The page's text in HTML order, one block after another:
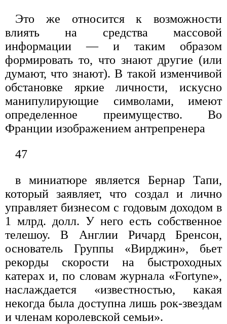
Это же относится к возможности
влиять на средства массовой
информации — и таким образом
формировать то, что знают другие (или
думают, что знают). В такой изменчивой
обстановке яркие личности, искусно
манипулирующие символами, имеют
определенное преимущество. Во
Франции изображением антрепренера
47
в миниатюре является Бернар Тапи,
который заявляет, что создал и лично
управляет бизнесом с годовым доходом в
1 млрд. долл. У него есть собственное
телешоу. В Англии Ричард Бренсон,
основатель Группы «Вирджин», бьет
рекорды скорости на быстроходных
катерах и, по словам журнала «Fortyne»,
наслаждается «известностью, какая
некогда была доступна лишь рок-звездам
и членам королевской семьи».